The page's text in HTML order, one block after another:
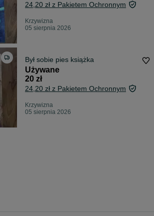
24,20 zł z Pakietem Ochronnym
Krzywizna
05 sierpnia 2026
Był sobie pies książka
Używane
20 zł
24,20 zł z Pakietem Ochronnym
Krzywizna
05 sierpnia 2026